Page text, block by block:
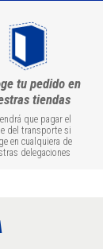
tu pedido en
tiendas
que pagar el
del transporte si
en cualquiera de
delegaciones